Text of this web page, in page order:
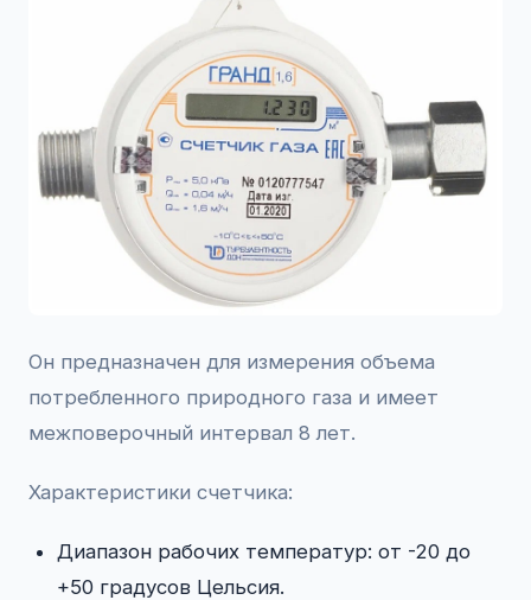
Он предназначен для измерения объема
потребленного природного газа и имеет
межповерочный интервал 8 лет.
Характеристики счетчика:
Диапазон рабочих температур: от -20 до
+50 градусов Цельсия.